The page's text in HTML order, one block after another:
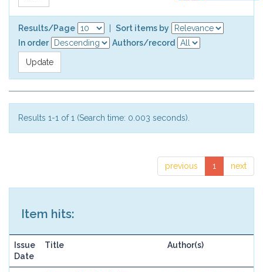
Results/Page
Sort items by
In order
Authors/record
Results 1-1 of 1 (Search time: 0.003 seconds).
previous 1 next
Item hits:
Issue
Date
Title Author(s)